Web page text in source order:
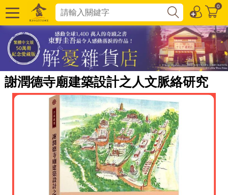
0
謝潤德寺廟建築設計之人文脈絡研究